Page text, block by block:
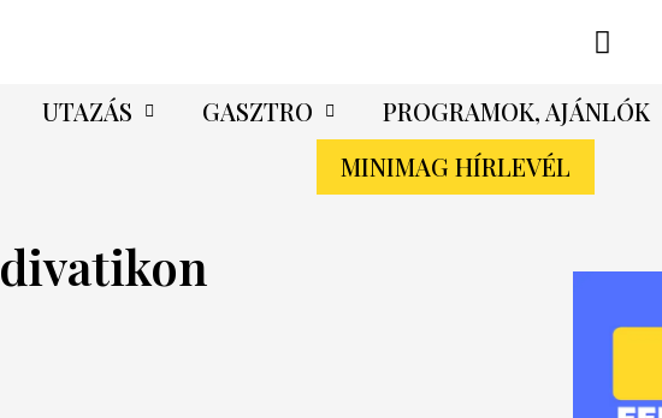
UTAZÁS GASZTRO PROGRAMOK, AJÁNLÓK
MINIMAG HÍRLEVÉL
divatikon